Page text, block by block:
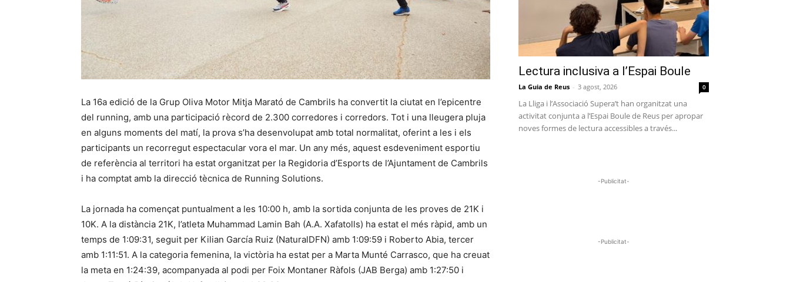
La 16a edició de la Grup Oliva Motor Mitja Marató de Cambrils ha convertit la ciutat en l’epicentre
del running, amb una participació rècord de 2.300 corredores i corredors. Tot i una lleugera pluja
en alguns moments del matí, la prova s’ha desenvolupat amb total normalitat, oferint a les i els
participants un recorregut espectacular vora el mar. Un any més, aquest esdeveniment esportiu
de referència al territori ha estat organitzat per la Regidoria d’Esports de l’Ajuntament de Cambrils
i ha comptat amb la direcció tècnica de Running Solutions.
La jornada ha començat puntualment a les 10:00 h, amb la sortida conjunta de les proves de 21K i
10K. A la distància 21K, l’atleta Muhammad Lamin Bah (A.A. Xafatolls) ha estat el més ràpid, amb un
temps de 1:09:31, seguit per Kilian García Ruiz (NaturalDFN) amb 1:09:59 i Roberto Abia, tercer
amb 1:11:51. A la categoria femenina, la victòria ha estat per a Marta Munté Carrasco, que ha creuat
la meta en 1:24:39, acompanyada al podi per Foix Montaner Ràfols (JAB Berga) amb 1:27:50 i
Lectura inclusiva a l’Espai Boule
La Guia de Reus - 3 agost, 2026 0
La Lliga i l’Associació Supera’t han organitzat una
activitat conjunta a l’Espai Boule de Reus per apropar
noves formes de lectura accessibles a través...
-Publicitat-
-Publicitat-